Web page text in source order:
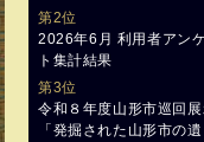
第2位
2026年6月 利用者アン
ト集計結果
第3位
令和８年度山形市巡回
「発掘された山形市の遺